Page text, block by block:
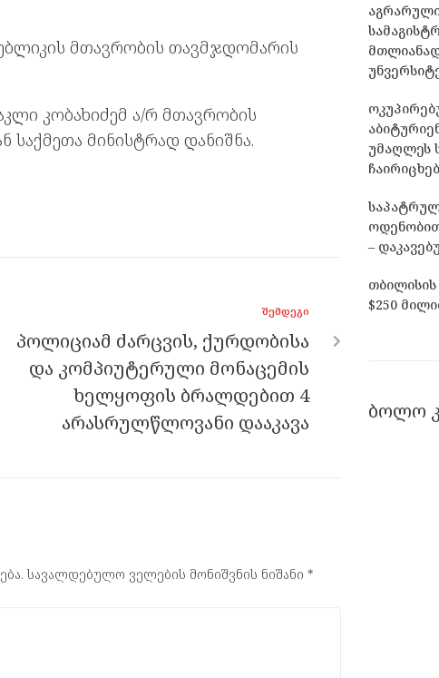
მთავრობის თავმჯდომარის
კობახიძემ ა/რ მთავრობის
საქმეთა მინისტრად დანიშნა.
ᲨᲔᲛᲓᲔᲒᲘ
პოლიციამ ძარცვის, ქურდობისა
და კომპიუტერული მონაცემის
ხელყოფის ბრალდებით 4
არასრულწლოვანი დააკავა
სავალდებულო ველების მონიშვნის ნიშანი *
უმაღლეს
ოდენობით
–
$250
ᲑᲝᲚᲝ